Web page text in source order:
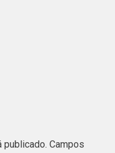
publicado. Campos